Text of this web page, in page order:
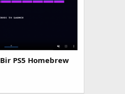
PS5 Homebrew